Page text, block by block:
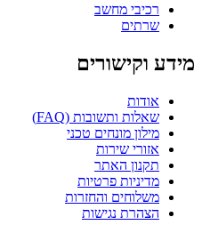
רכיבי מחשב
שרתים
מידע וקישורים
אודות
שאלות ותשובות (FAQ)
מילון מונחים טכני
אזורי שירות
תקנון האתר
מדיניות פרטיות
משלוחים והחזרות
הצהרת נגישות